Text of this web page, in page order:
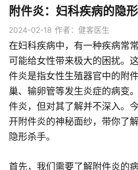
附件炎：妇科疾病的隐
2024-02-18 作者：健客医生
在妇科疾病中，有一种疾病常
可能给女性带来极大的困扰。
件炎是指女性生殖器官中的附
巢、输卵管等发生炎症的病变
件炎，但对其了解并不深入。
开附件炎的神秘面纱，带你了
隐形杀手。
首先，我们需要了解附件炎的